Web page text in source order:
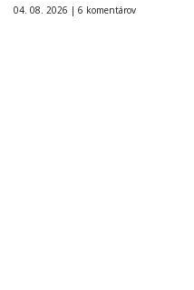
04. 08. 2026 | 6 komentárov